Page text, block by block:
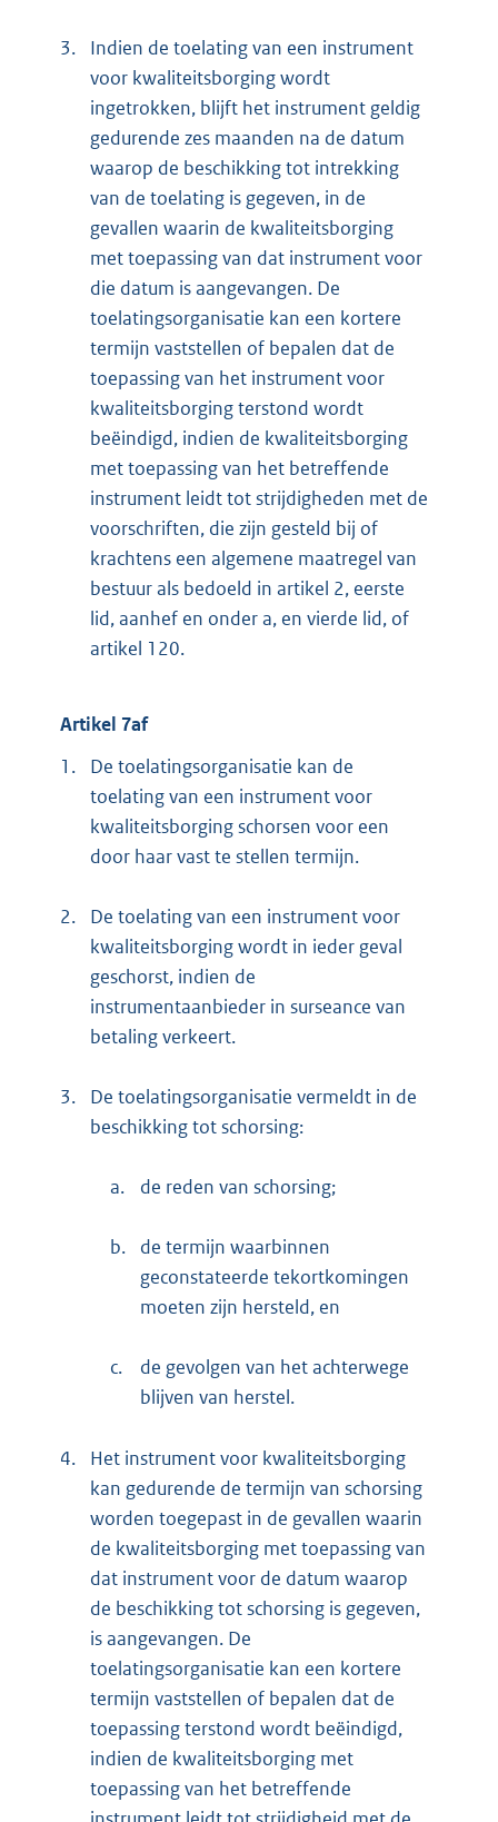
3.
Indien de toelating van een instrument
voor kwaliteitsborging wordt
ingetrokken, blijft het instrument geldig
gedurende zes maanden na de datum
waarop de beschikking tot intrekking
van de toelating is gegeven, in de
gevallen waarin de kwaliteitsborging
met toepassing van dat instrument voor
die datum is aangevangen. De
toelatingsorganisatie kan een kortere
termijn vaststellen of bepalen dat de
toepassing van het instrument voor
kwaliteitsborging terstond wordt
beëindigd, indien de kwaliteitsborging
met toepassing van het betreffende
instrument leidt tot strijdigheden met de
voorschriften, die zijn gesteld bij of
krachtens een algemene maatregel van
bestuur als bedoeld in artikel 2, eerste
lid, aanhef en onder a, en vierde lid, of
artikel 120.
Artikel 7af
1.
De toelatingsorganisatie kan de
toelating van een instrument voor
kwaliteitsborging schorsen voor een
door haar vast te stellen termijn.
2.
De toelating van een instrument voor
kwaliteitsborging wordt in ieder geval
geschorst, indien de
instrumentaanbieder in surseance van
betaling verkeert.
3.
De toelatingsorganisatie vermeldt in de
beschikking tot schorsing:
a. de reden van schorsing;
b.
de termijn waarbinnen
geconstateerde tekortkomingen
moeten zijn hersteld, en
c.
de gevolgen van het achterwege
blijven van herstel.
4.
Het instrument voor kwaliteitsborging
kan gedurende de termijn van schorsing
worden toegepast in de gevallen waarin
de kwaliteitsborging met toepassing van
dat instrument voor de datum waarop
de beschikking tot schorsing is gegeven,
is aangevangen. De
toelatingsorganisatie kan een kortere
termijn vaststellen of bepalen dat de
toepassing terstond wordt beëindigd,
indien de kwaliteitsborging met
toepassing van het betreffende